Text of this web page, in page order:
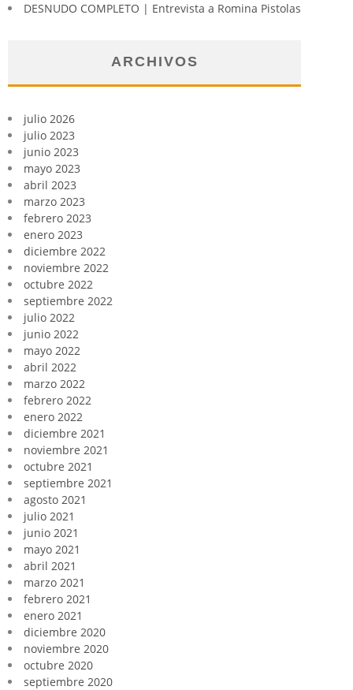
DESNUDO COMPLETO | Entrevista a Romina Pistolas
ARCHIVOS
julio 2026
julio 2023
junio 2023
mayo 2023
abril 2023
marzo 2023
febrero 2023
enero 2023
diciembre 2022
noviembre 2022
octubre 2022
septiembre 2022
julio 2022
junio 2022
mayo 2022
abril 2022
marzo 2022
febrero 2022
enero 2022
diciembre 2021
noviembre 2021
octubre 2021
septiembre 2021
agosto 2021
julio 2021
junio 2021
mayo 2021
abril 2021
marzo 2021
febrero 2021
enero 2021
diciembre 2020
noviembre 2020
octubre 2020
septiembre 2020